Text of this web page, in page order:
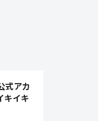
式アカ
キイキ